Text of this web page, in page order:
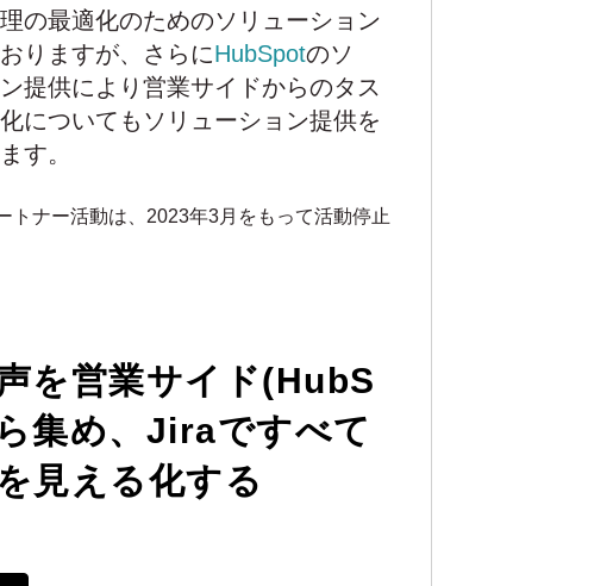
の最適化のためのソリューション
りますが、さらにHubSpotのソ
提供により営業サイドからのタス
についてもソリューション提供を
す。
トナー活動は、2023年3月をもって活動停止
を営業サイド(HubS
集め、Jiraですべて
見える化する